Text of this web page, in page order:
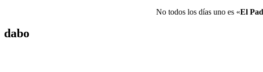
No todos los días uno es «El
dabo